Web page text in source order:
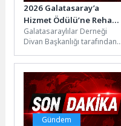
2026 Galatasaray’a
Hizmet Ödülü’ne Reha
Bilge Layık Görüldü
Galatasaraylılar Derneği
Divan Başkanlığı tarafından
Galatasaray’a Hizmet
Ödülü’nün bu yılki sahibi, 7...
Gündem